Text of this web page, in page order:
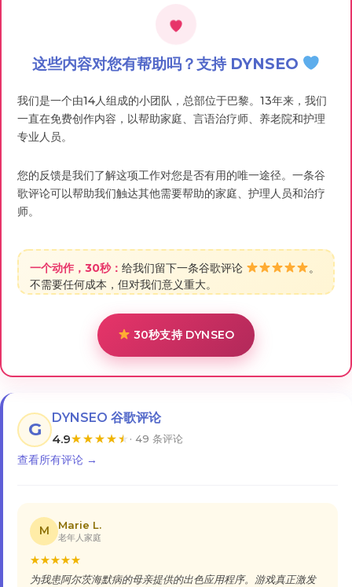
这些内容对您有帮助吗？支持 DYNSEO
我们是一个由14人组成的小团队，总部位于巴黎。13年来，我们
一直在免费创作内容，以帮助家庭、言语治疗师、养老院和护理
专业人员。
您的反馈是我们了解这项工作对您是否有用的唯一途径。一条谷
歌评论可以帮助我们触达其他需要帮助的家庭、护理人员和治疗
师。
一个动作，30秒： 给我们留下一条谷歌评论
。
不需要任何成本，但对我们意义重大。
30秒支持 DYNSEO
G
DYNSEO 谷歌评论
4.9★★★★★ · 49 条评论
查看所有评论 →
M Marie L.
老年人家庭
★★★★★
为我患阿尔茨海默病的母亲提供的出色应用程序。游戏真正激发